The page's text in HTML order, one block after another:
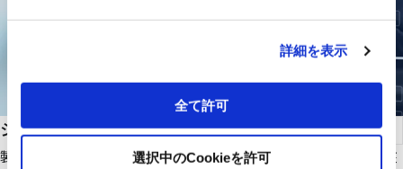
詳細を表示
全て許可
選択中のCookieを許可
システムインテグレーション
製造業・ファシリティ分野で当社オリジナルのIoTシステムを基盤